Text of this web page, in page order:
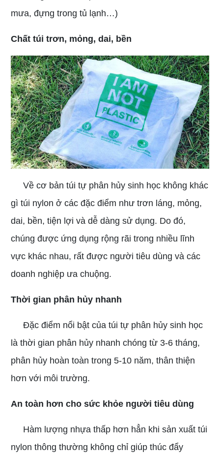
mưa, đựng trong tủ lạnh…)
Chất túi trơn, mỏng, dai, bền
Về cơ bản túi tự phân hủy sinh học không khác
gì túi nylon ở các đặc điểm như trơn láng, mỏng,
dai, bền, tiện lợi và dễ dàng sử dụng. Do đó,
chúng được ứng dụng rộng rãi trong nhiều lĩnh
vực khác nhau, rất được người tiêu dùng và các
doanh nghiệp ưa chuộng.
Thời gian phân hủy nhanh
Đặc điểm nổi bật của túi tự phân hủy sinh học
là thời gian phân hủy nhanh chóng từ 3-6 tháng,
phân hủy hoàn toàn trong 5-10 năm, thân thiện
hơn với môi trường.
An toàn hơn cho sức khỏe người tiêu dùng
Hàm lượng nhựa thấp hơn hẳn khi sản xuất túi
nylon thông thường không chỉ giúp thúc đẩy